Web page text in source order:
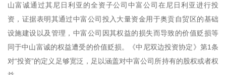
山富诚通过其尼日利亚的全资子公司中富公司在尼日利亚进行投
资，证据表明其通过中富公司投入大量资金用于奥贡自贸区的基础
设施建设以及管理，中富公司因其权益的损失而导致的价值贬损等
同于中山富诚的权益遭受的价值贬损。《中尼双边投资协定》第1条
对“投资”的定义足够宽泛，足以涵盖对中富公司所持有的股权或者权